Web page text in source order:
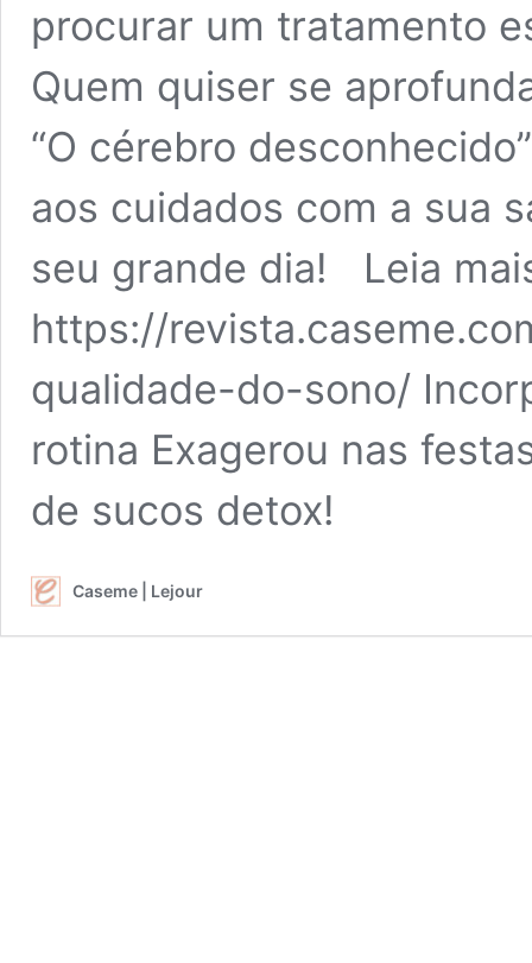
procurar um tratamento
Quem quiser se
“O cérebro
aos cuidados com a sua
seu grande dia! Leia
https://
qualidade-do-sono/
rotina Exagerou nas
de sucos detox!
Caseme | Lejour